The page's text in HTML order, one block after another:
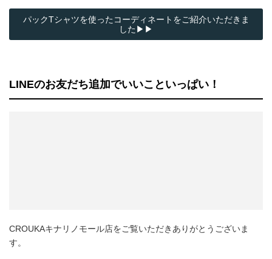
パックTシャツを使ったコーディネートをご紹介いただきま
した▶▶
LINEのお友だち追加でいいこといっぱい！
CROUKAキナリノモール店をご覧いただきありがとうございま
す。